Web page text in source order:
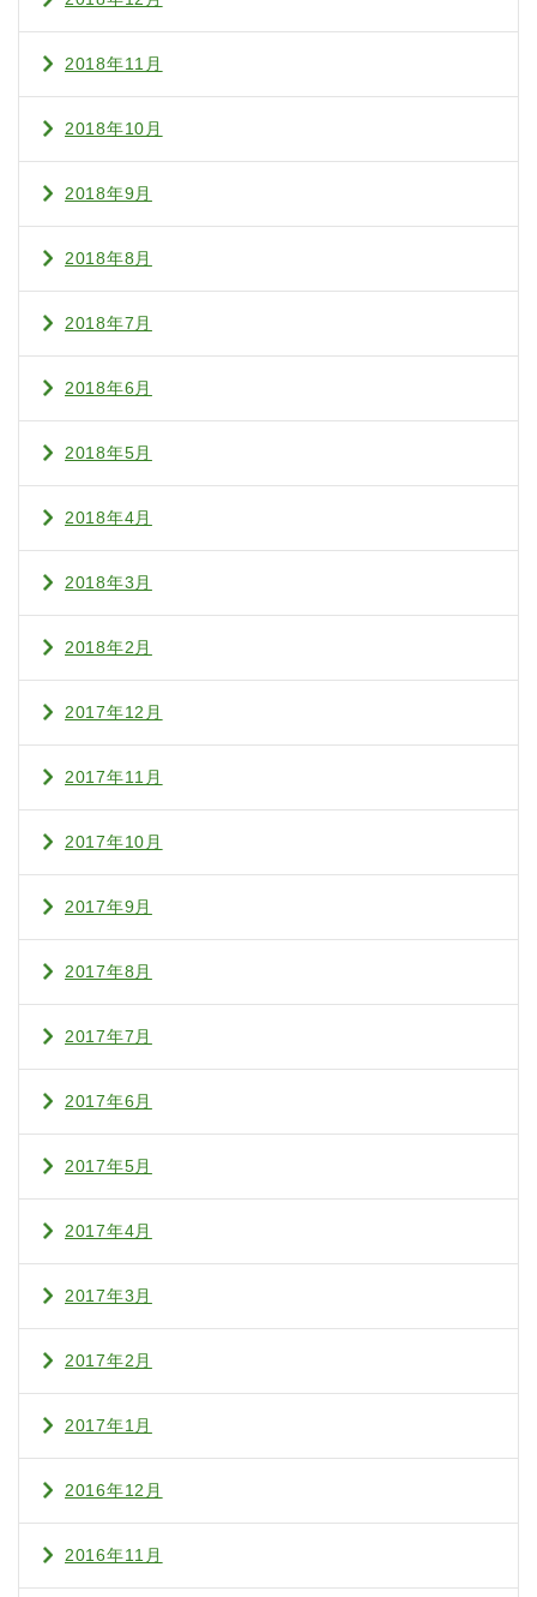
2018年11月
2018年10月
2018年9月
2018年8月
2018年7月
2018年6月
2018年5月
2018年4月
2018年3月
2018年2月
2017年12月
2017年11月
2017年10月
2017年9月
2017年8月
2017年7月
2017年6月
2017年5月
2017年4月
2017年3月
2017年2月
2017年1月
2016年12月
2016年11月